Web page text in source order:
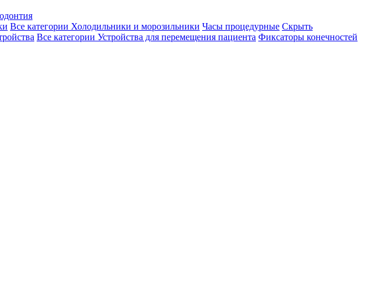
Все категории Холодильники и морозильники Часы процедурные Скрыть
Все категории Устройства для перемещения пациента Фиксаторы конечностей